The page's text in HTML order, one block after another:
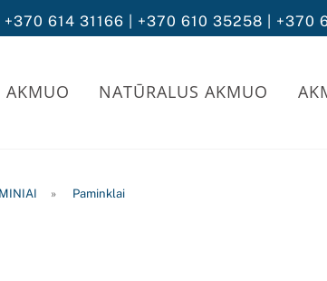
+370 614 31166 | +370 610 35258 | +370
AKMUO NATŪRALUS AKMUO
» Paminklai